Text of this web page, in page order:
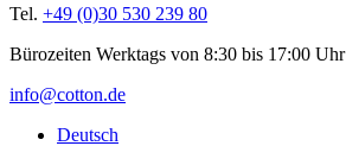
Tel. +49 (0)30 530 239 80
Bürozeiten Werktags von 8:30 bis 17:00 Uhr
info@cotton.de
Deutsch